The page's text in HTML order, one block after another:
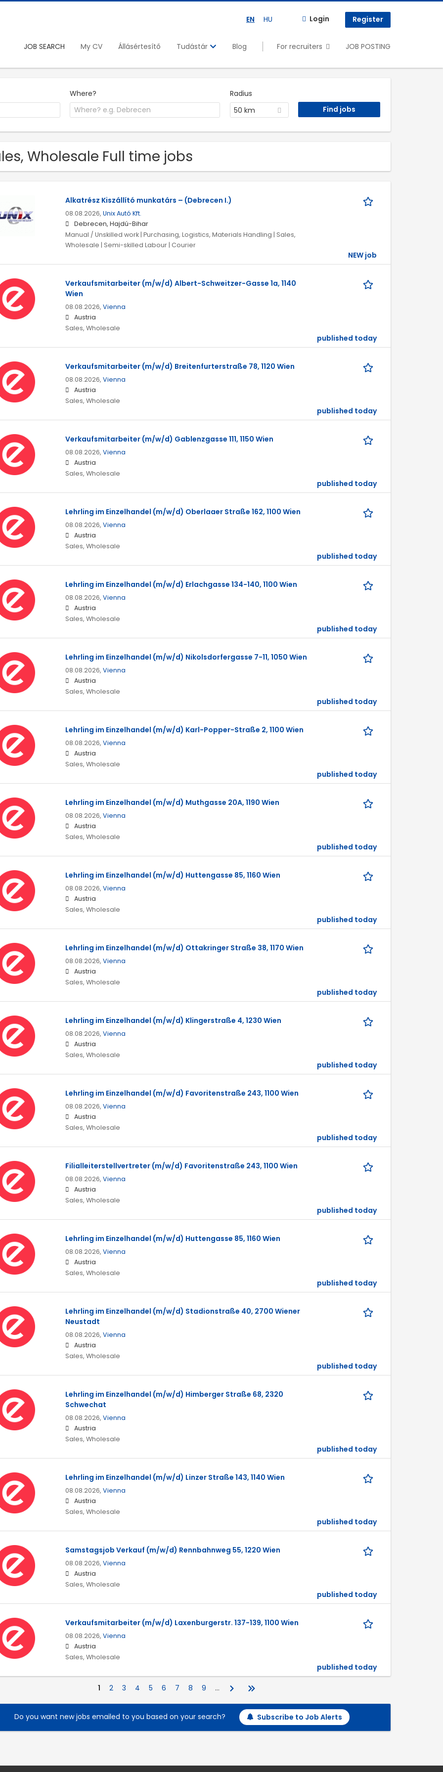
EN HU Login Register
JOB SEARCH My CV Állásértesítő Tudástár Blog For recruiters JOB POSTING
Where?
Radius
50 km
Wholesale Full time jobs
Alkatrész Kiszállító munkatárs – (Debrecen I.)
08.08.2026, Unix Autó Kft.
Debrecen, Hajdú-Bihar
Manual / Unskilled work | Purchasing, Logistics, Materials Handling | Sales,
Wholesale | Semi-skilled Labour | Courier
NEW job
Verkaufsmitarbeiter (m/w/d) Albert-Schweitzer-Gasse 1a, 1140
Wien
08.08.2026, Vienna
Austria
Sales, Wholesale
published today
Verkaufsmitarbeiter (m/w/d) Breitenfurterstraße 78, 1120 Wien
08.08.2026, Vienna
Austria
Sales, Wholesale
published today
Verkaufsmitarbeiter (m/w/d) Gablenzgasse 111, 1150 Wien
08.08.2026, Vienna
Austria
Sales, Wholesale
published today
Lehrling im Einzelhandel (m/w/d) Oberlaaer Straße 162, 1100 Wien
08.08.2026, Vienna
Austria
Sales, Wholesale
published today
Lehrling im Einzelhandel (m/w/d) Erlachgasse 134-140, 1100 Wien
08.08.2026, Vienna
Austria
Sales, Wholesale
published today
Lehrling im Einzelhandel (m/w/d) Nikolsdorfergasse 7-11, 1050 Wien
08.08.2026, Vienna
Austria
Sales, Wholesale
published today
Lehrling im Einzelhandel (m/w/d) Karl-Popper-Straße 2, 1100 Wien
08.08.2026, Vienna
Austria
Sales, Wholesale
published today
Lehrling im Einzelhandel (m/w/d) Muthgasse 20A, 1190 Wien
08.08.2026, Vienna
Austria
Sales, Wholesale
published today
Lehrling im Einzelhandel (m/w/d) Huttengasse 85, 1160 Wien
08.08.2026, Vienna
Austria
Sales, Wholesale
published today
Lehrling im Einzelhandel (m/w/d) Ottakringer Straße 38, 1170 Wien
08.08.2026, Vienna
Austria
Sales, Wholesale
published today
Lehrling im Einzelhandel (m/w/d) Klingerstraße 4, 1230 Wien
08.08.2026, Vienna
Austria
Sales, Wholesale
published today
Lehrling im Einzelhandel (m/w/d) Favoritenstraße 243, 1100 Wien
08.08.2026, Vienna
Austria
Sales, Wholesale
published today
Filialleiterstellvertreter (m/w/d) Favoritenstraße 243, 1100 Wien
08.08.2026, Vienna
Austria
Sales, Wholesale
published today
Lehrling im Einzelhandel (m/w/d) Huttengasse 85, 1160 Wien
08.08.2026, Vienna
Austria
Sales, Wholesale
published today
Lehrling im Einzelhandel (m/w/d) Stadionstraße 40, 2700 Wiener
Neustadt
08.08.2026, Vienna
Austria
Sales, Wholesale
published today
Lehrling im Einzelhandel (m/w/d) Himberger Straße 68, 2320
Schwechat
08.08.2026, Vienna
Austria
Sales, Wholesale
published today
Lehrling im Einzelhandel (m/w/d) Linzer Straße 143, 1140 Wien
08.08.2026, Vienna
Austria
Sales, Wholesale
published today
Samstagsjob Verkauf (m/w/d) Rennbahnweg 55, 1220 Wien
08.08.2026, Vienna
Austria
Sales, Wholesale
published today
Verkaufsmitarbeiter (m/w/d) Laxenburgerstr. 137-139, 1100 Wien
08.08.2026, Vienna
Austria
Sales, Wholesale
published today
1 2 3 4 5 6 7 8 9 …
Do you want new jobs emailed to you based on your search? Subscribe to Job Alerts